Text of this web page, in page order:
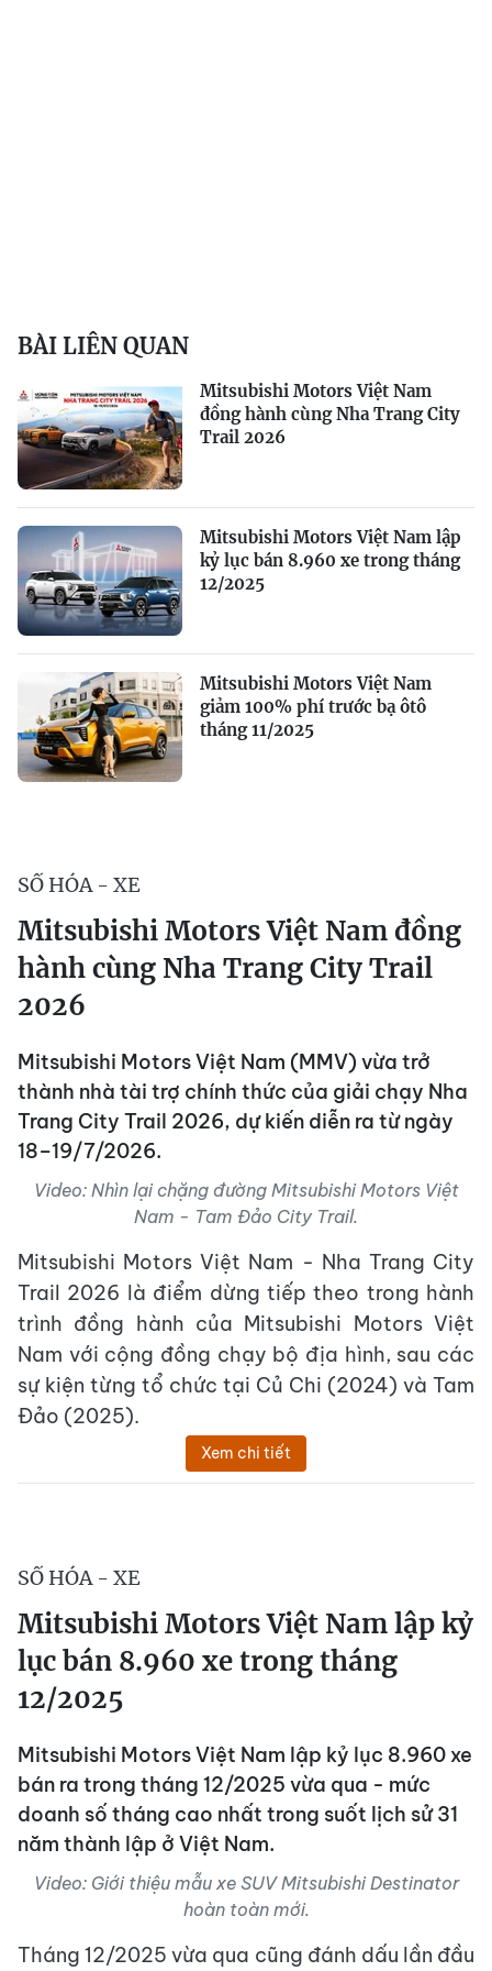
BÀI LIÊN QUAN
Mitsubishi Motors Việt Nam
đồng hành cùng Nha Trang City
Trail 2026
Mitsubishi Motors Việt Nam lập
kỷ lục bán 8.960 xe trong tháng
12/2025
Mitsubishi Motors Việt Nam
giảm 100% phí trước bạ ôtô
tháng 11/2025
SỐ HÓA - XE
Mitsubishi Motors Việt Nam đồng
hành cùng Nha Trang City Trail
2026
Mitsubishi Motors Việt Nam (MMV) vừa trở
thành nhà tài trợ chính thức của giải chạy Nha
Trang City Trail 2026, dự kiến diễn ra từ ngày
18–19/7/2026.
Video: Nhìn lại chặng đường Mitsubishi Motors Việt
Nam - Tam Đảo City Trail.
Mitsubishi Motors Việt Nam - Nha Trang City
Trail 2026 là điểm dừng tiếp theo trong hành
trình đồng hành của Mitsubishi Motors Việt
Nam với cộng đồng chạy bộ địa hình, sau các
sự kiện từng tổ chức tại Củ Chi (2024) và Tam
Đảo (2025).
Xem chi tiết
SỐ HÓA - XE
Mitsubishi Motors Việt Nam lập kỷ
lục bán 8.960 xe trong tháng
12/2025
Mitsubishi Motors Việt Nam lập kỷ lục 8.960 xe
bán ra trong tháng 12/2025 vừa qua - mức
doanh số tháng cao nhất trong suốt lịch sử 31
năm thành lập ở Việt Nam.
Video: Giới thiệu mẫu xe SUV Mitsubishi Destinator
hoàn toàn mới.
Tháng 12/2025 vừa qua cũng đánh dấu lần đầu